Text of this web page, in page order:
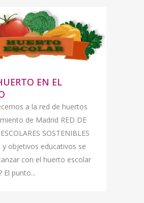
EN EL
a la red de huertos
de Madrid RED DE
SOSTENIBLES
y objetivos educativos se
con el huerto escolar
El punto...